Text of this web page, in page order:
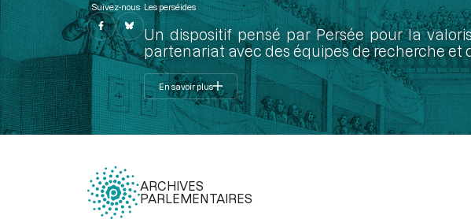
Suivez-nous Les perséides
Un dispositif pensé par Persée pour la
partenariat avec des équipes de recherche et
En savoir plus
ARCHIVES
PARLEMENTAIRES